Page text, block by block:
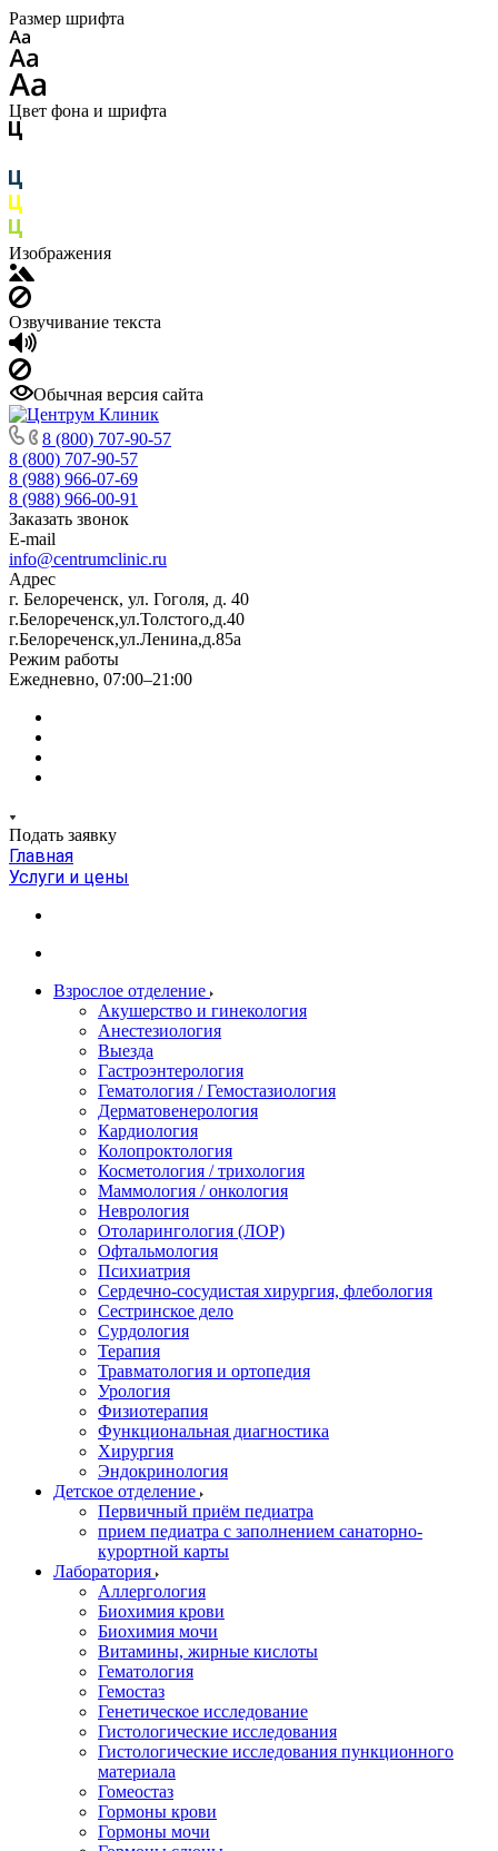
Размер шрифта
Цвет фона и шрифта
Изображения
Озвучивание текста
Обычная версия сайта
8 (800) 707-90-57
8 (800) 707-90-57
8 (988) 966-07-69
8 (988) 966-00-91
Заказать звонок
E-mail
info@centrumclinic.ru
Адрес
г. Белореченск, ул. Гоголя, д. 40
г.Белореченск,ул.Толстого,д.40
г.Белореченск,ул.Ленина,д.85а
Режим работы
Ежедневно, 07:00–21:00
Подать заявку
Главная
Услуги и цены
Взрослое отделение
Акушерство и гинекология
Анестезиология
Выезда
Гастроэнтерология
Гематология / Гемостазиология
Дерматовенерология
Кардиология
Колопроктология
Косметология / трихология
Маммология / онкология
Неврология
Отоларингология (ЛОР)
Офтальмология
Психиатрия
Сердечно-сосудистая хирургия, флебология
Сестринское дело
Сурдология
Терапия
Травматология и ортопедия
Урология
Физиотерапия
Функциональная диагностика
Хирургия
Эндокринология
Детское отделение
Первичный приём педиатра
прием педиатра с заполнением санаторно-
курортной карты
Лаборатория
Аллергология
Биохимия крови
Биохимия мочи
Витамины, жирные кислоты
Гематология
Гемостаз
Генетическое исследование
Гистологические исследования
Гистологические исследования пункционного
материала
Гомеостаз
Гормоны крови
Гормоны мочи